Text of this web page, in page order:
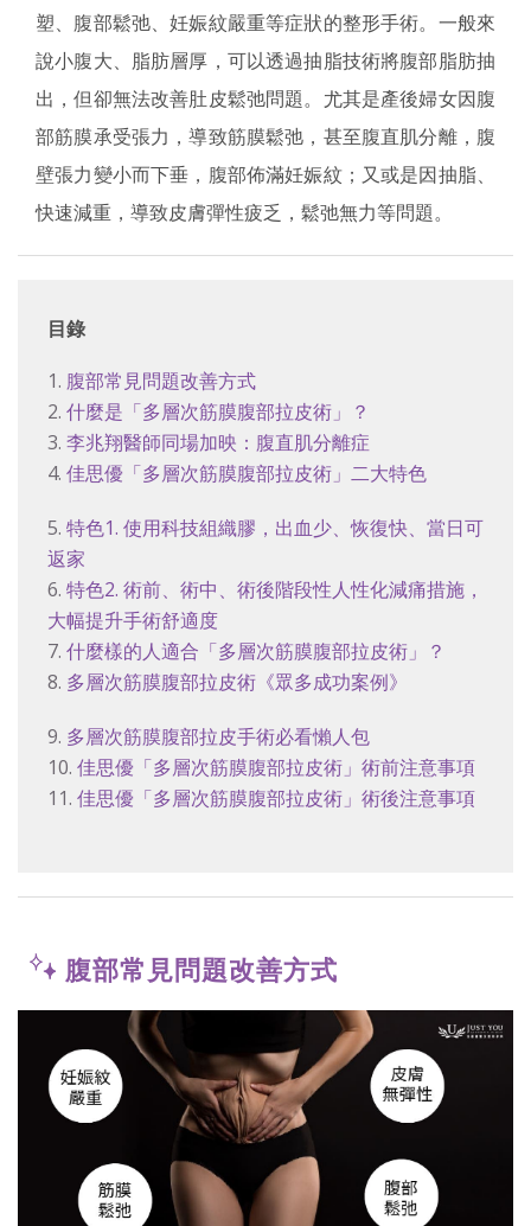
塑、腹部鬆弛、妊娠紋嚴重等症狀的整形手術。一般來
說小腹大、脂肪層厚，可以透過抽脂技術將腹部脂肪抽
出，但卻無法改善肚皮鬆弛問題。尤其是產後婦女因腹
部筋膜承受張力，導致筋膜鬆弛，甚至腹直肌分離，腹
壁張力變小而下垂，腹部佈滿妊娠紋；又或是因抽脂、
快速減重，導致皮膚彈性疲乏，鬆弛無力等問題。
目錄
1. 腹部常見問題改善方式
2. 什麼是「多層次筋膜腹部拉皮術」？
3. 李兆翔醫師同場加映：腹直肌分離症
4. 佳思優「多層次筋膜腹部拉皮術」二大特色
5. 特色1. 使用科技組織膠，出血少、恢復快、當日可
返家
6. 特色2. 術前、術中、術後階段性人性化減痛措施，
大幅提升手術舒適度
7. 什麼樣的人適合「多層次筋膜腹部拉皮術」？
8. 多層次筋膜腹部拉皮術《眾多成功案例》
9. 多層次筋膜腹部拉皮手術必看懶人包
10. 佳思優「多層次筋膜腹部拉皮術」術前注意事項
11. 佳思優「多層次筋膜腹部拉皮術」術後注意事項
腹部常見問題改善方式